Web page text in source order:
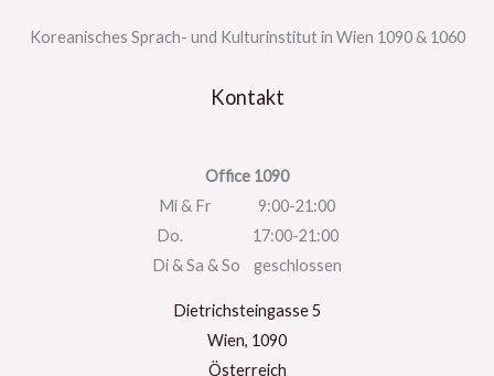
Koreanisches Sprach- und Kulturinstitut in Wien 1090 & 1060
Kontakt
Office 1090
Mi & Fr 9:00-21:00
Do. 17:00-21:00
Di & Sa & So geschlossen
Dietrichsteingasse 5
Wien, 1090
Österreich